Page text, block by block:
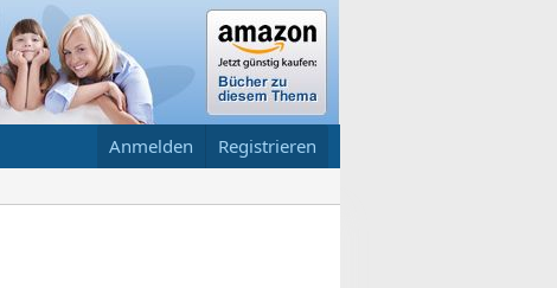
Anmelden Registrieren